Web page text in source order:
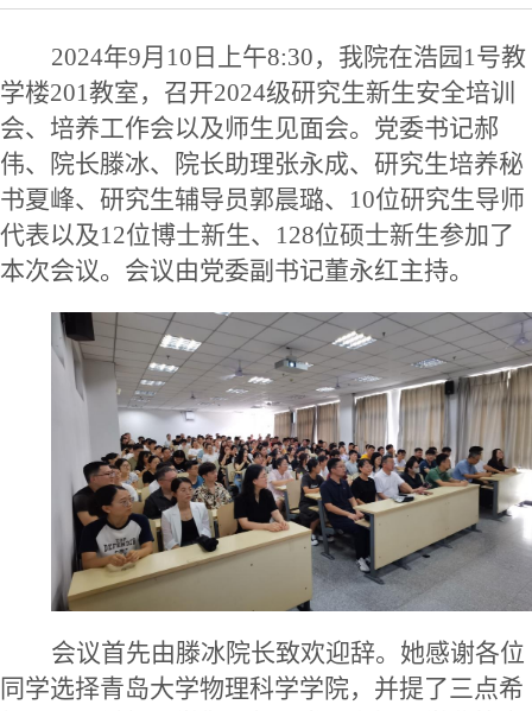
2024年9月10日上午8:30，我院在浩园1号教
学楼201教室，召开2024级研究生新生安全培训
会、培养工作会以及师生见面会。党委书记郝
伟、院长滕冰、院长助理张永成、研究生培养秘
书夏峰、研究生辅导员郭晨璐、10位研究生导师
代表以及12位博士新生、128位硕士新生参加了
本次会议。会议由党委副书记董永红主持。
会议首先由滕冰院长致欢迎辞。她感谢各位
同学选择青岛大学物理科学学院，并提了三点希